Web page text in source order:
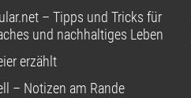
– Tipps und Tricks für
und nachhaltiges Leben
erzählt
– Notizen am Rande